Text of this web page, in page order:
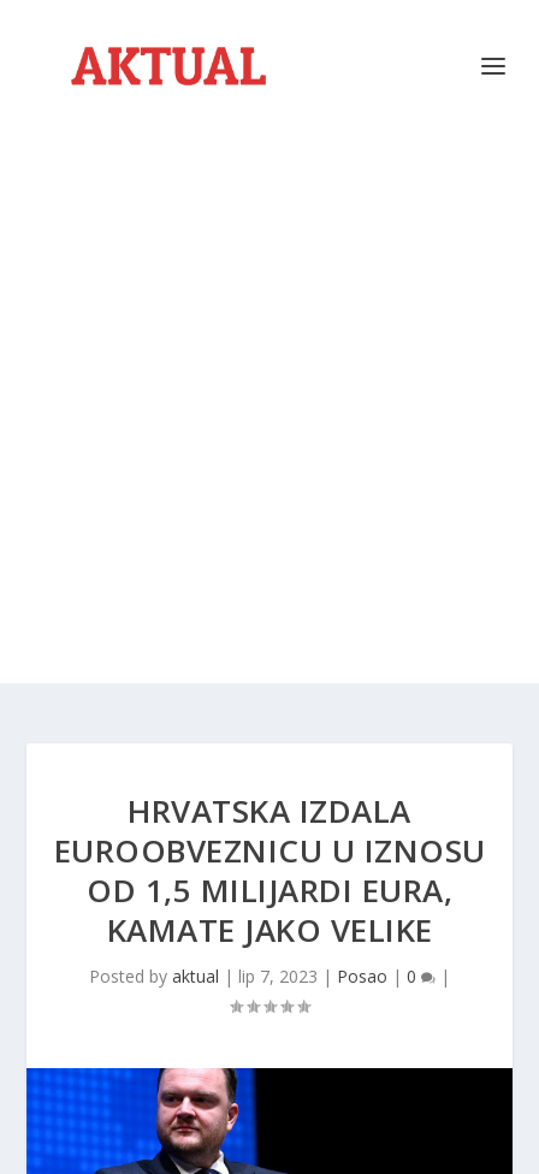
HRVATSKA IZDALA
EUROOBVEZNICU U IZNOSU
OD 1,5 MILIJARDI EURA,
KAMATE JAKO VELIKE
Posted by aktual | lip 7, 2023 | Posao | 0 |